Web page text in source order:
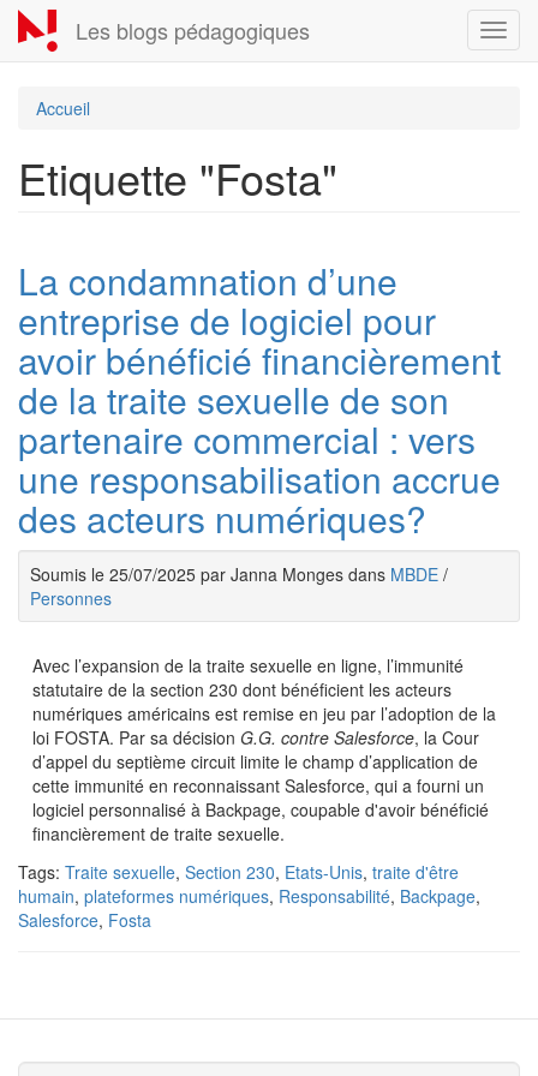
Aller
au
contenu
Les blogs pédagogiques
Accueil
Etiquette "Fosta"
La condamnation d’une
entreprise de logiciel pour
avoir bénéficié financièrement
de la traite sexuelle de son
partenaire commercial : vers
une responsabilisation accrue
des acteurs numériques?
Soumis le 25/07/2025 par Janna Monges dans MBDE /
Personnes
Avec l’expansion de la traite sexuelle en ligne, l’immunité
statutaire de la section 230 dont bénéficient les acteurs
numériques américains est remise en jeu par l’adoption de la
loi FOSTA. Par sa décision G.G. contre Salesforce, la Cour
d’appel du septième circuit limite le champ d’application de
cette immunité en reconnaissant Salesforce, qui a fourni un
logiciel personnalisé à Backpage, coupable d'avoir bénéficié
financièrement de traite sexuelle.
Tags: Traite sexuelle, Section 230, Etats-Unis, traite d'être
humain, plateformes numériques, Responsabilité, Backpage,
Salesforce, Fosta